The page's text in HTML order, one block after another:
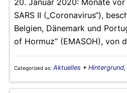
SARS II („Coronavirus“),
Belgien, Dänemark und
of Hormuz“ (EMASOH), von
Categorized as: Aktuelles •